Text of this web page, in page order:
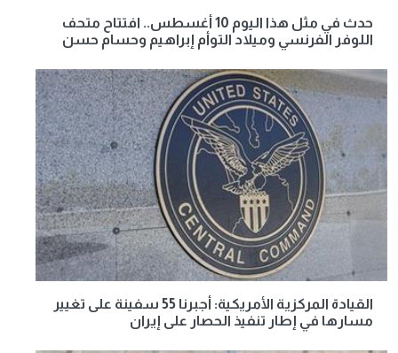
حدث في مثل هذا اليوم 10 أغسطس.. افتتاح متحف
اللوفر الفرنسي وميلاد التوأم إبراهيم وحسام حسن
القيادة المركزية الأمريكية: أجبرنا 55 سفينة على تغيير
مسارها في إطار تنفيذ الحصار على إيران